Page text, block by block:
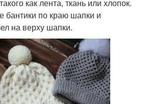
как лента, ткань или хлопок.
бантики по краю шапки и
на верху шапки.